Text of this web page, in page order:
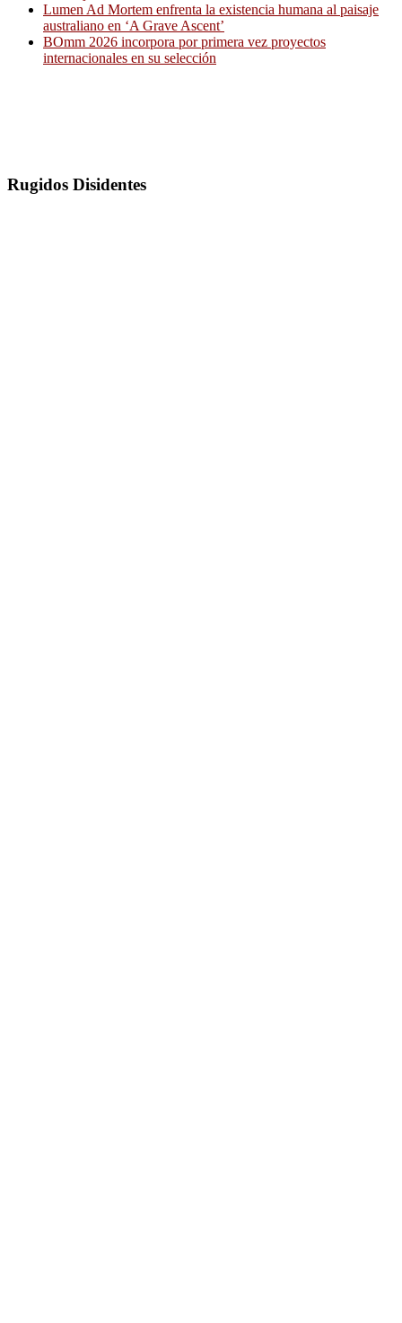
Lumen Ad Mortem enfrenta la existencia humana al paisaje
australiano en ‘A Grave Ascent’
BOmm 2026 incorpora por primera vez proyectos
internacionales en su selección
Rugidos Disidentes